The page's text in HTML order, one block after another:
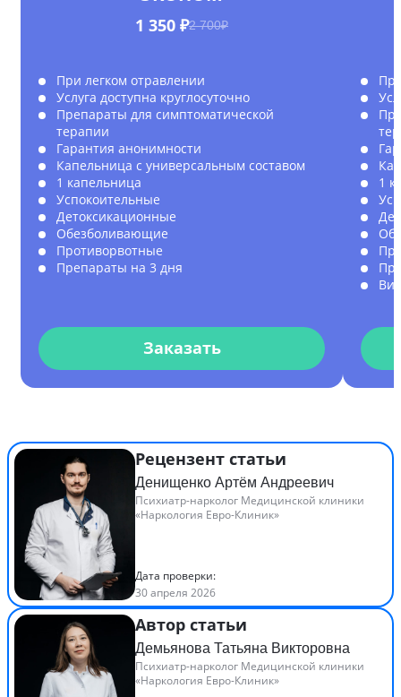
1 350 ₽2 700₽
При легком отравлении
Услуга доступна круглосуточно
Препараты для симптоматической
терапии
Гарантия анонимности
Капельница с универсальным составом
1 капельница
Успокоительные
Детоксикационные
Обезболивающие
Противорвотные
Препараты на 3 дня
Заказать
1
Рецензент статьи
Денищенко Артём Андреевич
Психиатр-нарколог Медицинской клиники
«Наркология Евро-Клиник»
Дата проверки:
30 апреля 2026
Автор статьи
Демьянова Татьяна Викторовна
Психиатр-нарколог Медицинской клиники
«Наркология Евро-Клиник»